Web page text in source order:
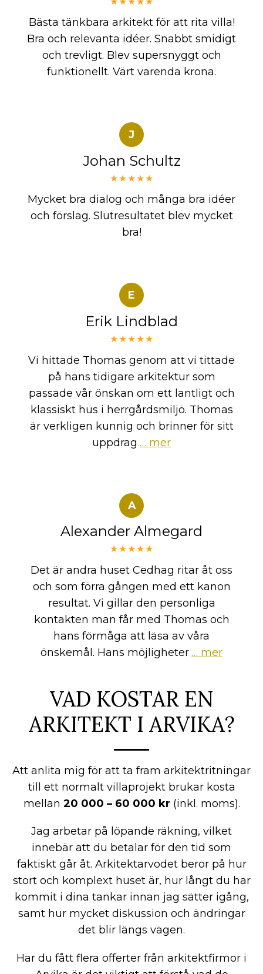
Bästa tänkbara arkitekt för att rita villa!
Bra och relevanta idéer. Snabbt smidigt
och trevligt. Blev supersnyggt och
funktionellt. Värt varenda krona.
J
Johan Schultz
★★★★★
Mycket bra dialog och många bra idéer
och förslag. Slutresultatet blev mycket
bra!
E
Erik Lindblad
★★★★★
Vi hittade Thomas genom att vi tittade
på hans tidigare arkitektur som
passade vår önskan om ett lantligt och
klassiskt hus i herrgårdsmiljö. Thomas
är verkligen kunnig och brinner för sitt
uppdrag … mer
A
Alexander Almegard
★★★★★
Det är andra huset Cedhag ritar åt oss
och som förra gången med ett kanon
resultat. Vi gillar den personliga
kontakten man får med Thomas och
hans förmåga att läsa av våra
önskemål. Hans möjligheter … mer
VAD KOSTAR EN
ARKITEKT I ARVIKA?
Att anlita mig för att ta fram arkitektritningar
till ett normalt villaprojekt brukar kosta
mellan 20 000 – 60 000 kr (inkl. moms).
Jag arbetar på löpande räkning, vilket
innebär att du betalar för den tid som
faktiskt går åt. Arkitektarvodet beror på hur
stort och komplext huset är, hur långt du har
kommit i dina tankar innan jag sätter igång,
samt hur mycket diskussion och ändringar
det blir längs vägen.
Har du fått flera offerter från arkitektfirmor i